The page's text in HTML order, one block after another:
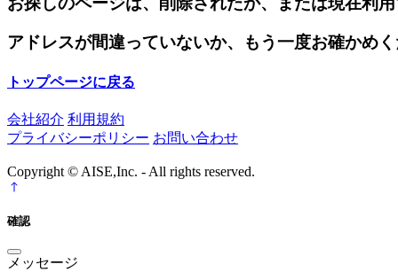
アドレスが間違っていないか、もう一度お確かめ
トップページに戻る
会社紹介 利用規約
プライバシーポリシー お問い合わせ
Copyright © AISE,Inc. - All rights reserved.
確認
メッセージ